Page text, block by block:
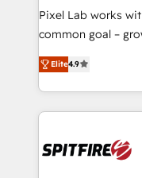
skills for HubSpot
implementation
complex API
Working from
such as Brussels
Streamz and
Pixel Lab works
common goal – growth. That’s why we
latest innovations
approach to web
inbound
growth for our
exactly where
Elite4.9